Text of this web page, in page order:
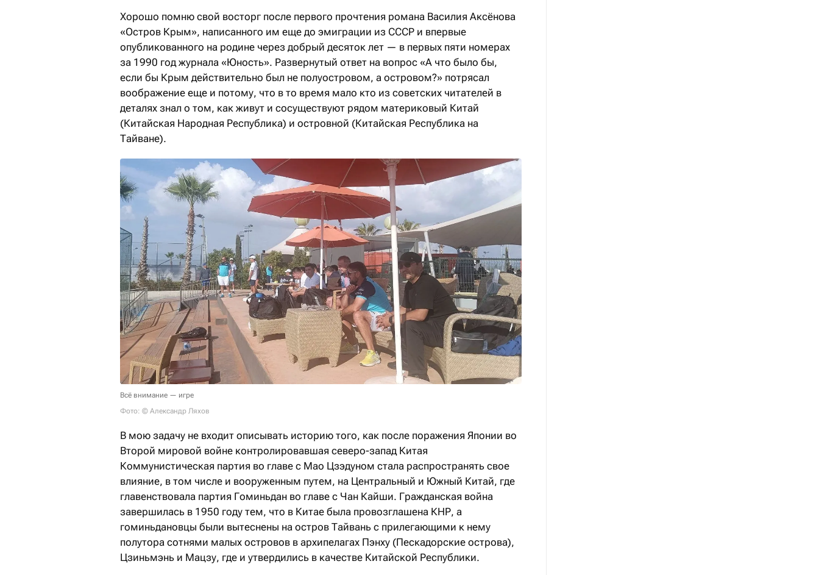
Хорошо помню свой восторг после первого прочтения романа Василия Аксёнова
«Остров Крым», написанного им еще до эмиграции из СССР и впервые
опубликованного на родине через добрый десяток лет — в первых пяти номерах
за 1990 год журнала «Юность». Развернутый ответ на вопрос «А что было бы,
если бы Крым действительно был не полуостровом, а островом?» потрясал
воображение еще и потому, что в то время мало кто из советских читателей в
деталях знал о том, как живут и сосуществуют рядом материковый Китай
(Китайская Народная Республика) и островной (Китайская Республика на
Тайване).
Всё внимание — игре
Фото: © Александр Ляхов
В мою задачу не входит описывать историю того, как после поражения Японии во
Второй мировой войне контролировавшая северо-запад Китая
Коммунистическая партия во главе с Мао Цзэдуном стала распространять свое
влияние, в том числе и вооруженным путем, на Центральный и Южный Китай, где
главенствовала партия Гоминьдан во главе с Чан Кайши. Гражданская война
завершилась в 1950 году тем, что в Китае была провозглашена КНР, а
гоминьдановцы были вытеснены на остров Тайвань с прилегающими к нему
полутора сотнями малых островов в архипелагах Пэнху (Пескадорские острова),
Цзиньмэнь и Мацзу, где и утвердились в качестве Китайской Республики.